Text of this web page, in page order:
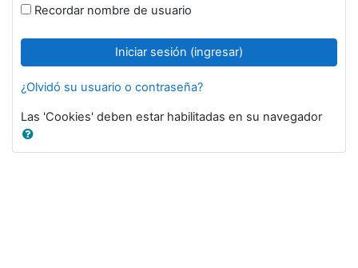
Recordar nombre de usuario
Iniciar sesión (ingresar)
¿Olvidó su usuario o contraseña?
Las 'Cookies' deben estar habilitadas en su navegador